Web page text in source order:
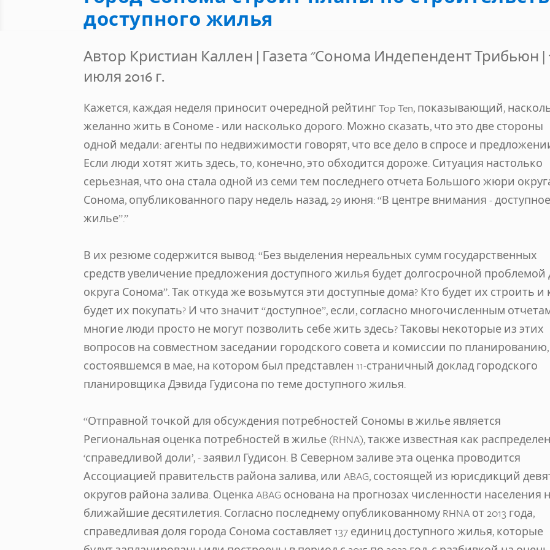
доступного жилья
Автор Кристиан Каллен | Газета "Сонома Индепендент Трибьюн |
июля 2016 г.
Кажется, каждая неделя приносит очередной рейтинг Top Ten, показывающий,
желанно жить в Сономе - или насколько дорого. Можно сказать, что это две стороны
одной медали: агенты по недвижимости говорят, что все дело в спросе и
Если люди хотят жить здесь, то, конечно, это обходится дороже. Ситуация настолько
серьезная, что она стала одной из семи тем последнего отчета Большого жюри
Сонома, опубликованного пару недель назад, 29 июня: “В центре внимания - доступное
жилье”.”
В их резюме содержится вывод: “Без выделения нереальных сумм государственных
средств увеличение предложения доступного жилья будет долгосрочной проблемой
округа Сонома”. Так откуда же возьмутся эти доступные дома? Кто будет их строить и
будет их покупать? И что значит “доступное”, если, согласно многочисленным
многие люди просто не могут позволить себе жить здесь? Таковы некоторые из этих
вопросов на совместном заседании городского совета и комиссии по планированию,
состоявшемся в мае, на котором был представлен 11-страничный доклад городского
планировщика Дэвида Гудисона по теме доступного жилья.
“Отправной точкой для обсуждения потребностей Сономы в жилье является
Региональная оценка потребностей в жилье (RHNA), также известная как
‘справедливой доли’, - заявил Гудисон. В Северном заливе эта оценка проводится
Ассоциацией правительств района залива, или ABAG, состоящей из юрисдикций
округов района залива. Оценка ABAG основана на прогнозах численности населения
ближайшие десятилетия. Согласно последнему опубликованному RHNA от 2013 года,
справедливая доля города Сонома составляет 137 единиц доступного жилья, которые